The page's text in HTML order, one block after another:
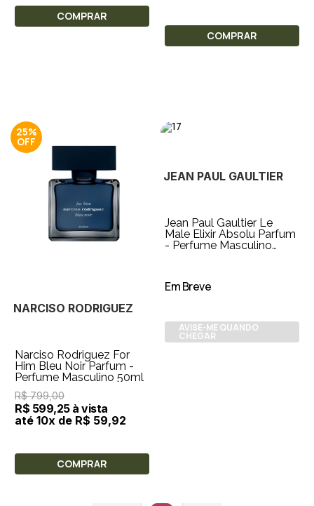
COMPRAR
COMPRAR
25%
NARCISO RODRIGUEZ
Narciso Rodriguez For
Him Bleu Noir Parfum -
Perfume Masculino 50ml
R$ 799,00
R$ 599,25 à vista
até 10x de R$ 59,92
COMPRAR
JEAN PAUL GAULTIER
Jean Paul Gaultier Le
Male Elixir Absolu Parfum
- Perfume Masculino
Em Breve
AVISE-ME QUANDO
CHEGAR